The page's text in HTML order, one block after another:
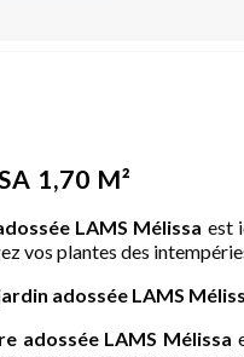
1,70 M²
LAMS Mélissa est
vos plantes des
adossée LAMS
adossée LAMS Mélissa